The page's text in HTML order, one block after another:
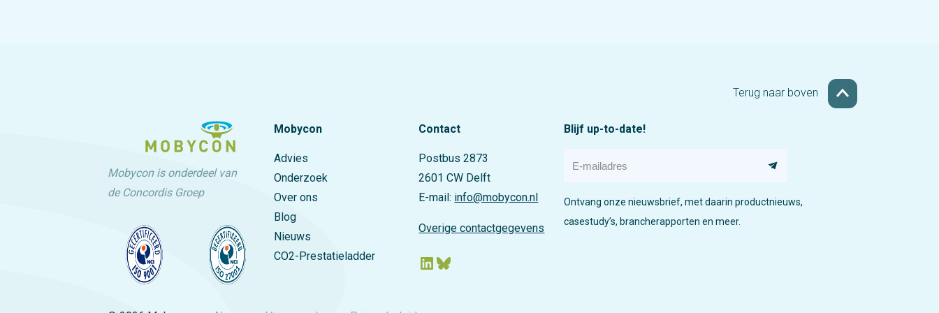
koploperregio’s.
Terug naar boven
Mobycon is onderdeel van
de Concordis Groep
Mobycon
Advies
Onderzoek
Over ons
Blog
Nieuws
CO2-Prestatieladder
Contact
Postbus 2873
2601 CW Delft
E-mail: info@mobycon.nl
Overige contactgegevens
LinkedIn Bluesky
Blijf up-to-date!
a
i
l
Ontvang onze nieuwsbrief, met daarin productnieuws,
casestudy’s, brancherapporten en meer.